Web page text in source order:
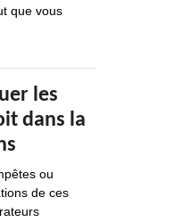
que vous
les
dans la
ou
de ces